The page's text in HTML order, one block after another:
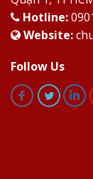
Hotline:
Website:
Follow Us